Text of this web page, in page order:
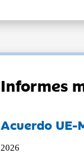
Informes
Acuerdo UE-
2026